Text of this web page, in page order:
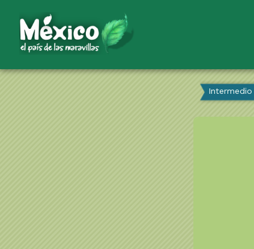
Intermedio